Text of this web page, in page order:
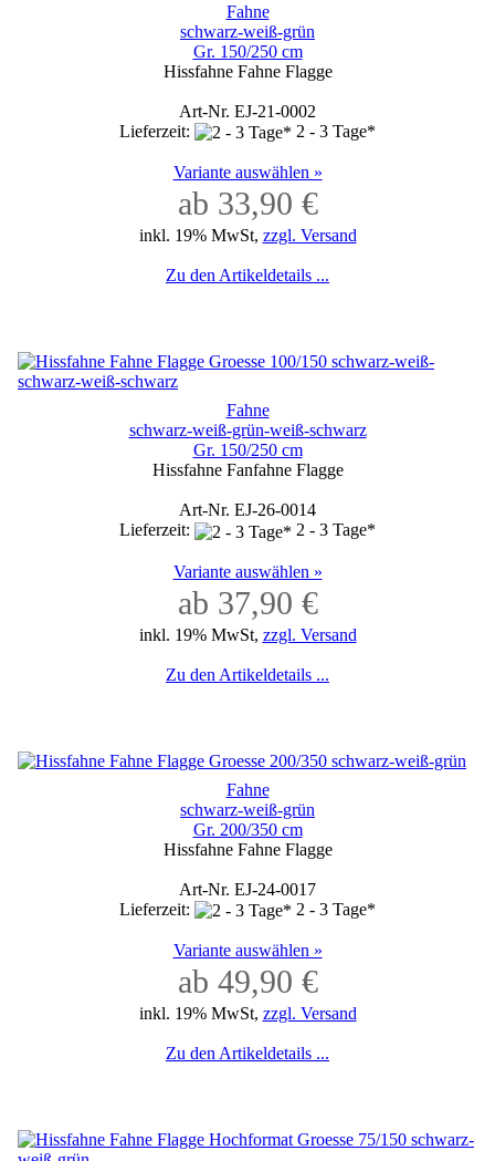
Fahne
schwarz-weiß-grün
Gr. 150/250 cm
Hissfahne Fahne Flagge
Art-Nr. EJ-21-0002
Lieferzeit:
2 - 3 Tage*
Variante auswählen »
ab 33,90 €
inkl. 19% MwSt, zzgl. Versand
Zu den Artikeldetails ...
Fahne
schwarz-weiß-grün-weiß-schwarz
Gr. 150/250 cm
Hissfahne Fanfahne Flagge
Art-Nr. EJ-26-0014
Lieferzeit:
2 - 3 Tage*
Variante auswählen »
ab 37,90 €
inkl. 19% MwSt, zzgl. Versand
Zu den Artikeldetails ...
Fahne
schwarz-weiß-grün
Gr. 200/350 cm
Hissfahne Fahne Flagge
Art-Nr. EJ-24-0017
Lieferzeit:
2 - 3 Tage*
Variante auswählen »
ab 49,90 €
inkl. 19% MwSt, zzgl. Versand
Zu den Artikeldetails ...